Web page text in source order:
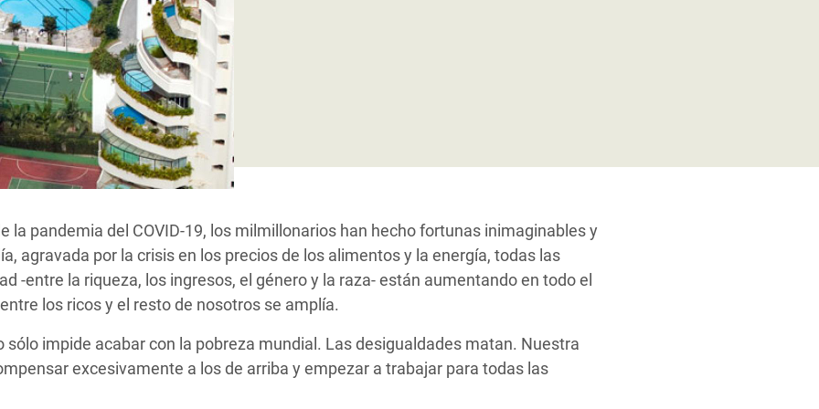
y Alimentaria
Oriental
Personas Refugiadas
del Sur
Refugiados Rohinyá
Yemen
la pandemia del COVID-19, los milmillonarios han hecho fortunas inimaginables y
agravada por la crisis en los precios de los alimentos y la energía, todas las
-entre la riqueza, los ingresos, el género y la raza- están aumentando en todo el
los ricos y el resto de nosotros se amplía.
sólo impide acabar con la pobreza mundial. Las desigualdades matan. Nuestra
excesivamente a los de arriba y empezar a trabajar para todas las